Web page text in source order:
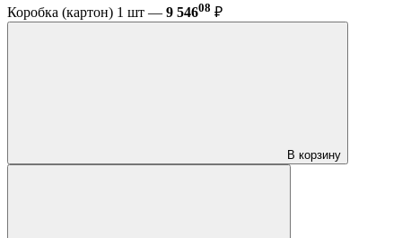
Коробка (картон) 1 шт — 9 54608 ₽
В корзину